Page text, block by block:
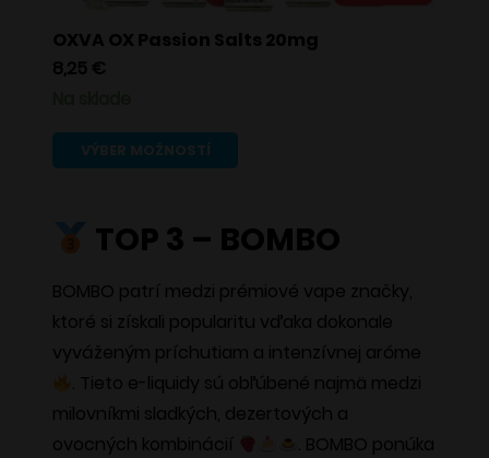
OXVA OX Passion Salts 20mg
8,25 €
VÝBER MOŽNOSTÍ
viacero
Možnosti
si
môžete
vybrať
na
TOP 3 – BOMBO
BOMBO patrí medzi prémiové vape značky,
ktoré si získali popularitu vďaka dokonale
vyváženým príchutiam a intenzívnej aróme
. Tieto e-liquidy sú obľúbené najmä medzi
milovníkmi sladkých, dezertových a
ovocných kombinácií
. BOMBO ponúka